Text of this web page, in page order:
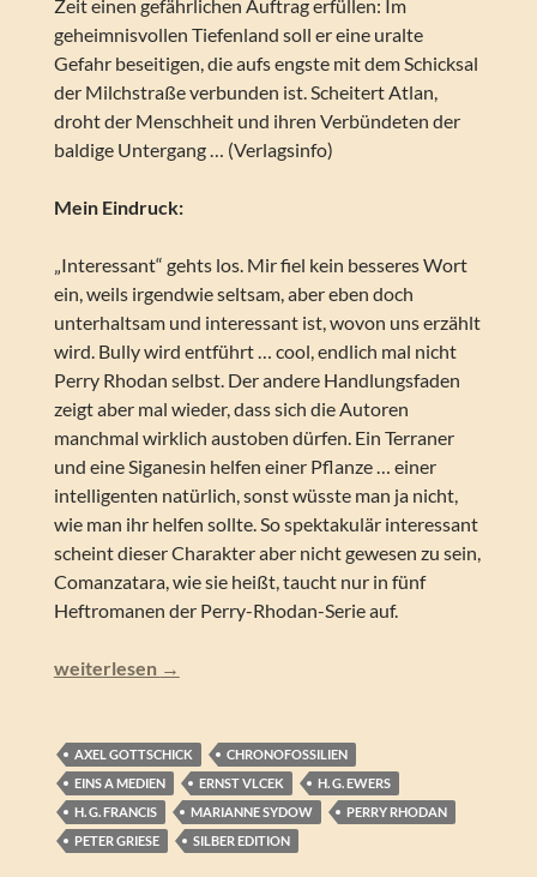
Zeit einen gefährlichen Auftrag erfüllen: Im
geheimnisvollen Tiefenland soll er eine uralte
Gefahr beseitigen, die aufs engste mit dem Schicksal
der Milchstraße verbunden ist. Scheitert Atlan,
droht der Menschheit und ihren Verbündeten der
baldige Untergang … (Verlagsinfo)
Mein Eindruck:
„Interessant“ gehts los. Mir fiel kein besseres Wort
ein, weils irgendwie seltsam, aber eben doch
unterhaltsam und interessant ist, wovon uns erzählt
wird. Bully wird entführt … cool, endlich mal nicht
Perry Rhodan selbst. Der andere Handlungsfaden
zeigt aber mal wieder, dass sich die Autoren
manchmal wirklich austoben dürfen. Ein Terraner
und eine Siganesin helfen einer Pflanze … einer
intelligenten natürlich, sonst wüsste man ja nicht,
wie man ihr helfen sollte. So spektakulär interessant
scheint dieser Charakter aber nicht gewesen zu sein,
Comanzatara, wie sie heißt, taucht nur in fünf
Heftromanen der Perry-Rhodan-Serie auf.
Perry Rhodan – Sternenfieber (Silber Edition 151)
weiterlesen →
AXEL GOTTSCHICK
CHRONOFOSSILIEN
EINS A MEDIEN
ERNST VLCEK
H. G. EWERS
H. G. FRANCIS
MARIANNE SYDOW
PERRY RHODAN
PETER GRIESE
SILBER EDITION